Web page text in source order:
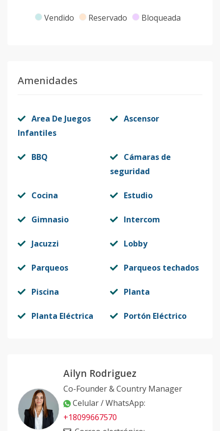
Vendido Reservado Bloqueada
Amenidades
Area De Juegos
Infantiles
Ascensor
BBQ
Cámaras de
seguridad
Cocina Estudio
Gimnasio Intercom
Jacuzzi Lobby
Parqueos Parqueos techados
Piscina Planta
Planta Eléctrica Portón Eléctrico
Ailyn Rodriguez
Co-Founder & Country Manager
Celular / WhatsApp:
+18099667570